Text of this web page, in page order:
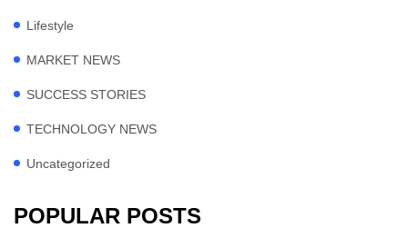
Lifestyle
MARKET NEWS
SUCCESS STORIES
TECHNOLOGY NEWS
Uncategorized
POPULAR POSTS